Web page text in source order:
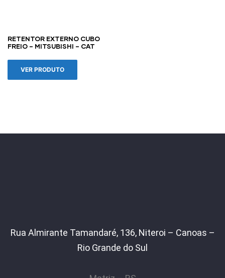
RETENTOR EXTERNO CUBO
FREIO – MITSUBISHI – CAT
VER PRODUTO
Rua Almirante Tamandaré, 136, Niteroi – Canoas –
Rio Grande do Sul